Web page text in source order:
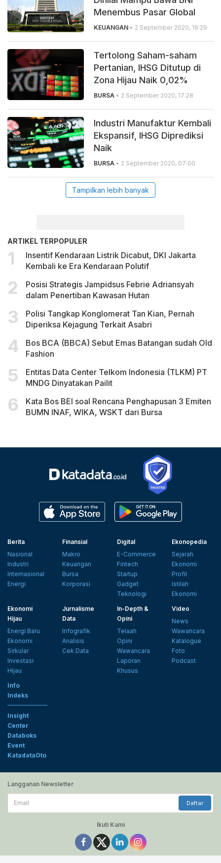
Menembus Pasar Global
KEUANGAN • 2 September 2020, 19:29
Tertolong Saham-saham
Pertanian, IHSG Ditutup di
Zona Hijau Naik 0,02%
BURSA • 2 September 2020, 17:28
Industri Manufaktur Kembali
Ekspansif, IHSG Diprediksi
Naik
BURSA • 2 September 2020, 07:00
Tampilkan lebih banyak
ARTIKEL TERPOPULER
Insentif Kendaraan Listrik Dicabut, DKI Jakarta
Kembali ke Era Kendaraan Polutif
Posisi Strategis Jampidsus Febrie Adriansyah
dalam Penertiban Kawasan Hutan
Polisi Tangkap Konglomerat Tan Kian, Pernah
Diperiksa Kejagung Terkait Asabri
Bos BCA (BBCA) Sebut Emas Batangan sudah Old
Fashion
Entitas Data Center Telkom Indonesia (TLKM) PT
MNDG Dinyatakan Pailit
Kata Bos BEI soal Rencana Penghapusan 3 Emiten
BUMN INAF, WIKA, WSKT dari Bursa
Berita
Nasional
Industri
Internasional
Energi
Finansial
Makro
Keuangan
Bursa
Korporasi
Digital
E-Commerce
Fintech
Startup
Gadget
Teknologi
Ekonopedia
Sejarah
Ekonomi
Profil
Istilah
Ekonomi
Ekonomi
Hijau
Energi Baru
Ekonomi
Sirkular
Investasi
Hijau
Jurnalisme
Data
Infografik
Analisis
Cek Data
In-Depth &
Opini
Telaah
Opini
Wawancara
Laporan
Khusus
Video
News
Wawancara
Katalogue
Foto
Podcast
Info
Indeks
Insight
Center
Databoks
Event
KatadataOto
Langganan Newsletter
Email
Daftar
Ikuti Kami